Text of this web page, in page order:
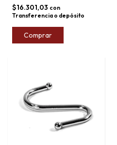
$16.301,03 con
Transferencia o depósito
Comprar